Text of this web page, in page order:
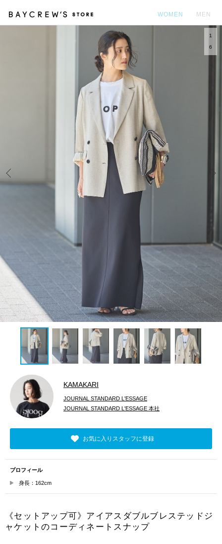
WOMEN MEN
1
6
KAMAKARI
JOURNAL STANDARD L'ESSAGE
JOURNAL STANDARD L'ESSAGE 本社
お気に入りスタッフに登録
プロフィール
身長：162cm
《セットアップ可》アイアスダブルブレステッドジ
ャケットのコーディネートスナップ